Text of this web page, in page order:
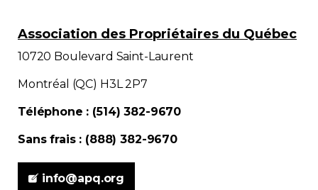
Association des Propriétaires du Québec
10720 Boulevard Saint-Laurent
Montréal (QC) H3L 2P7
Téléphone : (514) 382-9670
Sans frais : (888) 382-9670
info@apq.org